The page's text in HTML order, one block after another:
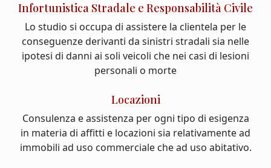
Infortunistica Stradale e Responsabilità Civile
Lo studio si occupa di assistere la clientela per le
conseguenze derivanti da sinistri stradali sia nelle
ipotesi di danni ai soli veicoli che nei casi di lesioni
personali o morte
Locazioni
Consulenza e assistenza per ogni tipo di esigenza
in materia di affitti e locazioni sia relativamente ad
immobili ad uso commerciale che ad uso abitativo.